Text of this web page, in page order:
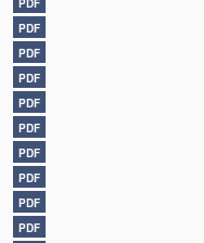
PDF
PDF
PDF
PDF
PDF
PDF
PDF
PDF
PDF
PDF